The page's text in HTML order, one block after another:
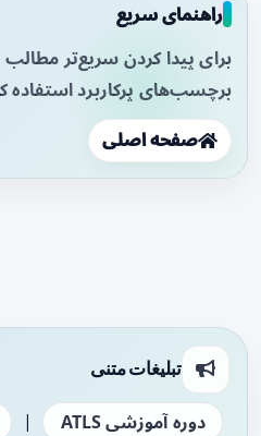
راهنمای سریع
برای پیدا کردن سریع‌تر
برچسب‌های پرکاربرد استفاده
صفحه اصلی
تبلیغات متنی
دوره آموزشی ATLS |